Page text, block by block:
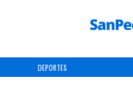
DEPORTES